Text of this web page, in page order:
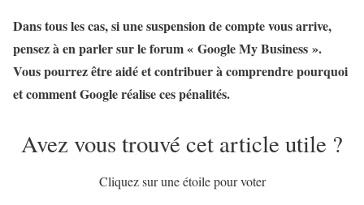
Dans tous les cas, si une suspension de compte vous arrive,
pensez à en parler sur le forum « Google My Business ».
Vous pourrez être aidé et contribuer à comprendre pourquoi
et comment Google réalise ces pénalités.
Avez vous trouvé cet article utile ?
Cliquez sur une étoile pour voter